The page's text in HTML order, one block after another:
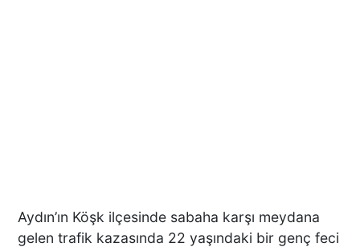
Aydın’ın Köşk ilçesinde sabaha karşı meydana
gelen trafik kazasında 22 yaşındaki bir genç feci